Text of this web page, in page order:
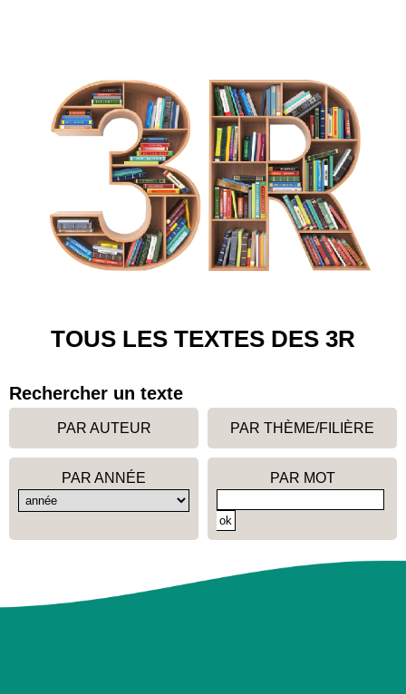
TOUS LES TEXTES DES 3R
Rechercher un texte
PAR AUTEUR PAR THÈME/FILIÈRE
PAR ANNÉE PAR MOT